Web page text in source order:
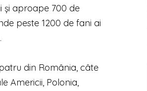
și aproape 700 de
peste 1200 de fani ai
din România, câte
Americii, Polonia,